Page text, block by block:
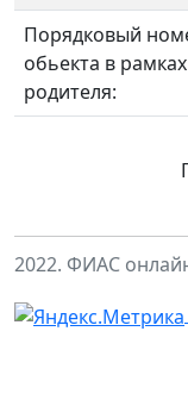
Порядковый
обьекта в рамках
родителя:
2022. ФИАС